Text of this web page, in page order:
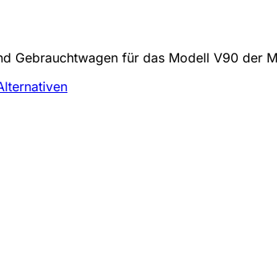
Gebrauchtwagen für das Modell V90 der